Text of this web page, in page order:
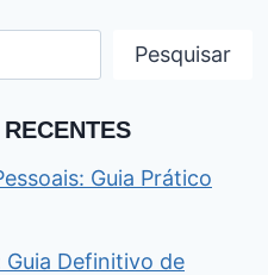
Pesquisar
Guia Prático
Guia Definitivo de